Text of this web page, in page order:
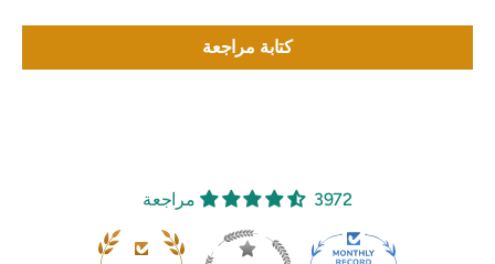
كتابة مراجعة
3972 مراجعة